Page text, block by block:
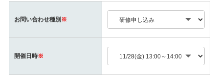
致します。
(4)第三者提供
当社では、ご提供頂いた個人情報を第三者に提供すること
はありません。
お問い合わせ種別 ※
開催日時※